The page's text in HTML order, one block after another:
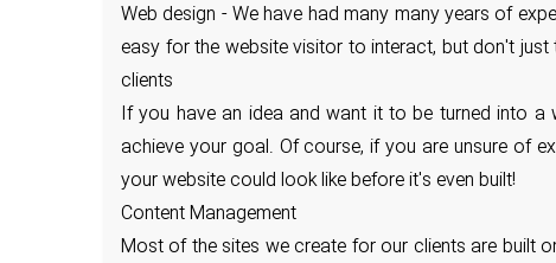
Web design - We have had many many years of
easy for the website visitor to interact, but don't
clients
If you have an idea and want it to be turned into
achieve your goal. Of course, if you are unsure of
your website could look like before it's even built!
Content Management
Most of the sites we create for our clients are built